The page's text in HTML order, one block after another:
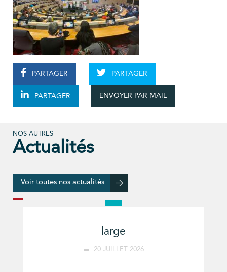
PARTAGER PARTAGER
PARTAGER ENVOYER PAR MAIL
NOS AUTRES
Actualités
Voir toutes nos actualités
large
20 JUILLET 2026